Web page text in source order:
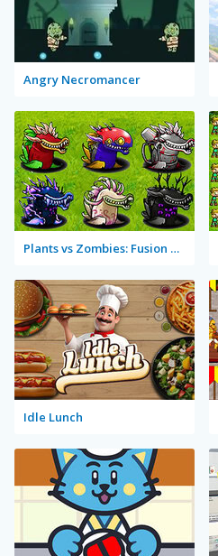
Angry Necromancer
Plants vs Zombies: Fusion Mode
Idle Lunch